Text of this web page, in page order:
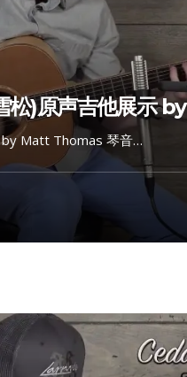
松)原声吉他展示
Matt Thomas 琴音…